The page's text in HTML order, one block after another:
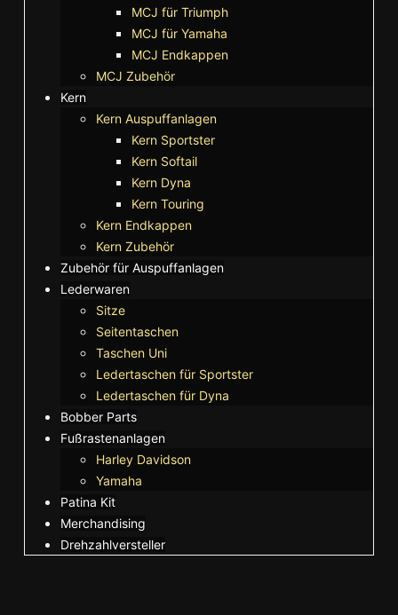
MCJ für Triumph
MCJ für Yamaha
MCJ Endkappen
MCJ Zubehör
Kern
Kern Auspuffanlagen
Kern Sportster
Kern Softail
Kern Dyna
Kern Touring
Kern Endkappen
Kern Zubehör
Zubehör für Auspuffanlagen
Lederwaren
Sitze
Seitentaschen
Taschen Uni
Ledertaschen für Sportster
Ledertaschen für Dyna
Bobber Parts
Fußrastenanlagen
Harley Davidson
Yamaha
Patina Kit
Merchandising
Drehzahlversteller